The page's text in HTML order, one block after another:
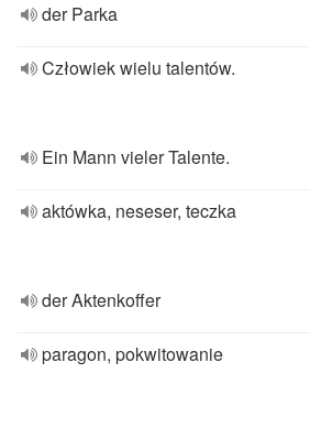
der Parka
Człowiek wielu talentów.
Ein Mann vieler Talente.
aktówka, neseser, teczka
der Aktenkoffer
paragon, pokwitowanie